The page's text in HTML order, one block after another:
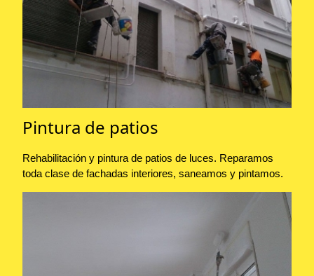
Pintura de patios
Rehabilitación y pintura de patios de luces. Reparamos
toda clase de fachadas interiores, saneamos y pintamos.